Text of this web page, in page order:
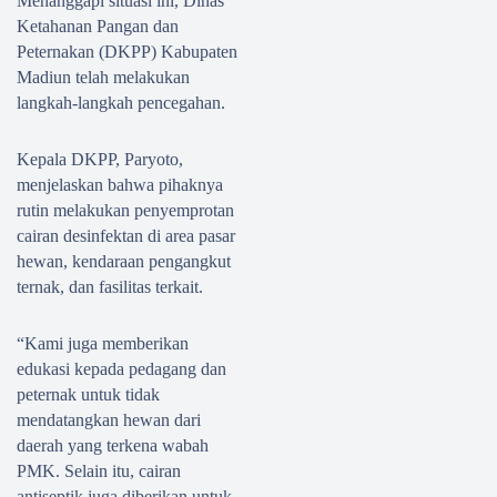
Terpa
du di
Madi
dan
Rama
dan
an
2026,
KAI
at
Pera
wata
Arma
Masji
d Al-
Amie
Utera
Pemk
ab
Madi
Tega
Ulam
a dan
Peme
rinta
h
Ketahanan Pangan dan
Peternakan (DKPP) Kabupaten
Madiun telah melakukan
langkah-langkah pencegahan.
Kepala DKPP, Paryoto,
menjelaskan bahwa pihaknya
rutin melakukan penyemprotan
cairan desinfektan di area pasar
hewan, kendaraan pengangkut
ternak, dan fasilitas terkait.
“Kami juga memberikan
edukasi kepada pedagang dan
peternak untuk tidak
mendatangkan hewan dari
daerah yang terkena wabah
PMK. Selain itu, cairan